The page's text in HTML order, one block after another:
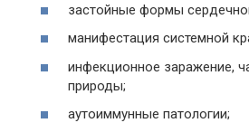
застойные формы
манифестация системной
инфекционное заражение,
природы;
аутоиммунные патологии;